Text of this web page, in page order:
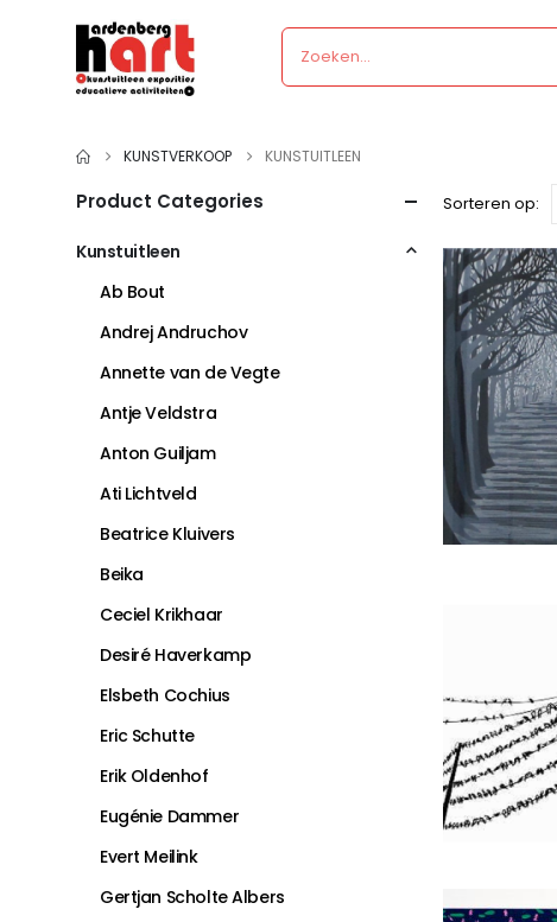
KUNSTVERKOOP KUNSTUITLEEN
Sorteren op:
Product Categories
Kunstuitleen
Ab Bout
Andrej Andruchov
Annette van de Vegte
Antje Veldstra
Anton Guiljam
Ati Lichtveld
Beatrice Kluivers
Beika
Ceciel Krikhaar
Desiré Haverkamp
Elsbeth Cochius
Eric Schutte
Erik Oldenhof
Eugénie Dammer
Evert Meilink
Gertjan Scholte Albers